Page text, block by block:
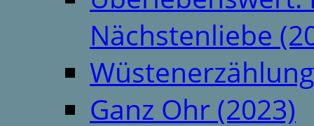
Nächstenliebe
Ganz Ohr (2023)